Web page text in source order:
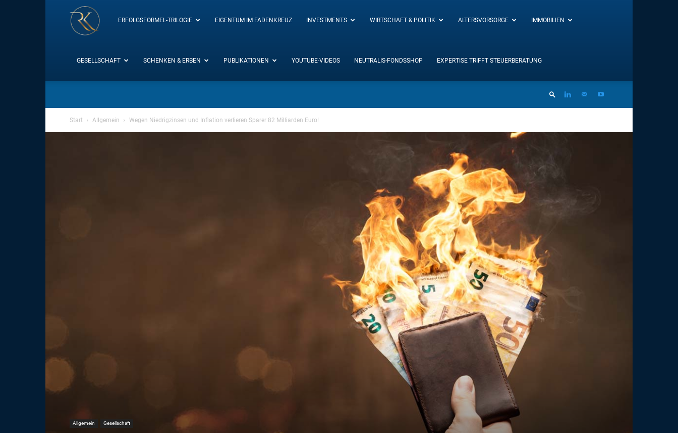
RK-
Insight
ERFOLGSFORMEL-TRILOGIE EIGENTUM IM FADENKREUZ INVESTMENTS WIRTSCHAFT & POLITIK ALTERSVORSORGE IMMOBILIEN
GESELLSCHAFT SCHENKEN & ERBEN PUBLIKATIONEN YOUTUBE-VIDEOS NEUTRALIS-FONDSSHOP EXPERTISE TRIFFT STEUERBERATUNG
Start Allgemein Wegen Niedrigzinsen und Inflation verlieren Sparer 82 Milliarden Euro!
Allgemein Gesellschaft